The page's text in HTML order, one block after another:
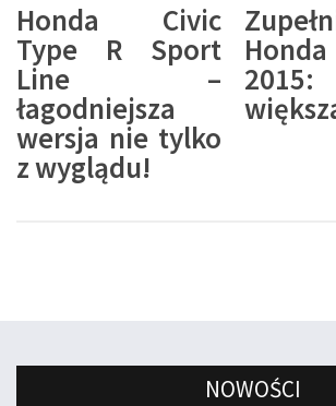
Honda Civic
Type R Sport
Line –
łagodniejsza
wersja nie tylko
z wyglądu!
NOWOŚCI